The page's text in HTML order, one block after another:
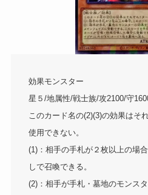
効果モンスター
星５/地属性/戦士族/攻2100/守
このカード名の(2)(3)の効果はそ
使用できない。
(1)：相手の手札が２枚以上の場
しで召喚できる。
(2)：相手が手札・墓地のモンス